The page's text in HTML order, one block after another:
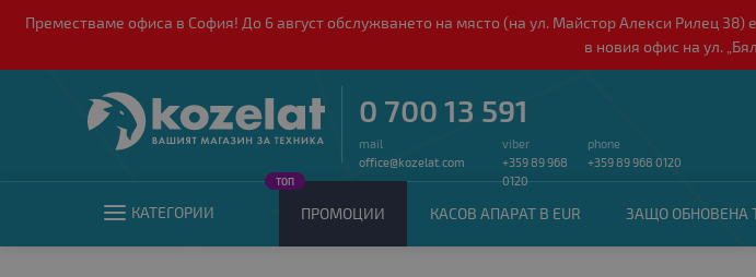
Преместваме офиса в София! До 6 август обслужването на място (на ул. Майстор Алекси Рилец
в новия офис на ул.
0 700 13 591
mail
office@kozelat.com
viber
+359 89 968
0120
phone
+359 89 968 0120
КАТЕГОРИИ ПРОМОЦИИ
ТОП
КАСОВ АПАРАТ В EUR ЗАЩО ОБНОВЕНА